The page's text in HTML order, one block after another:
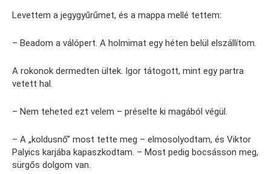
Levettem a jegygyűrűmet, és a mappa mellé tettem:
– Beadom a válópert. A holmimat egy héten belül elszállítom.
A rokonok dermedten ültek. Igor tátogott, mint egy partra
vetett hal.
– Nem teheted ezt velem – préselte ki magából végül.
– A „koldusnő” most tette meg – elmosolyodtam, és Viktor
Palyics karjába kapaszkodtam. – Most pedig bocsásson meg,
sürgős dolgom van.